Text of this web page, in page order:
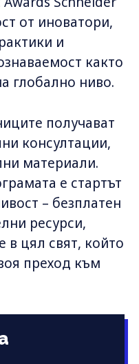
от иноватори,
и
както
глобално ниво.
получават
консултации,
материали.
е стартът
– безплатен
ресурси,
в цял свят, който
преход към